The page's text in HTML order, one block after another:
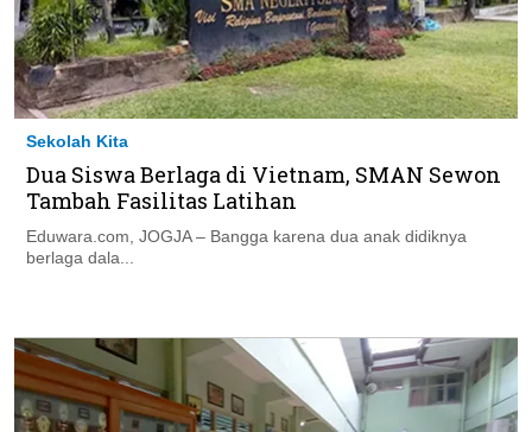
Sekolah Kita
Dua Siswa Berlaga di Vietnam, SMAN Sewon
Tambah Fasilitas Latihan
Eduwara.com, JOGJA – Bangga karena dua anak didiknya
berlaga dala...